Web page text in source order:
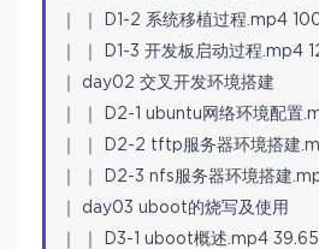
｜ ｜ D1-2 系统移植过程.mp4
｜ ｜ D1-3 开发板启动过程.mp4
｜ day02 交叉开发环境搭建
｜ ｜ D2-1 ubuntu网络环境配置
｜ ｜ D2-2 tftp服务器环境搭建
｜ ｜ D2-3 nfs服务器环境搭建
｜ day03 uboot的烧写及使用
｜ ｜ D3-1 uboot概述.mp4